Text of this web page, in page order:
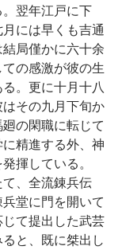
翌年江戸に下
には早くも吉通
局僅かに六十余
の感激が彼の生
。更に十月十八
その九月下旬か
の閑職に転じて
精進する外、神
揮している。
、全流錬兵伝
堂に門を開いて
て提出した武芸
と、既に桀出し